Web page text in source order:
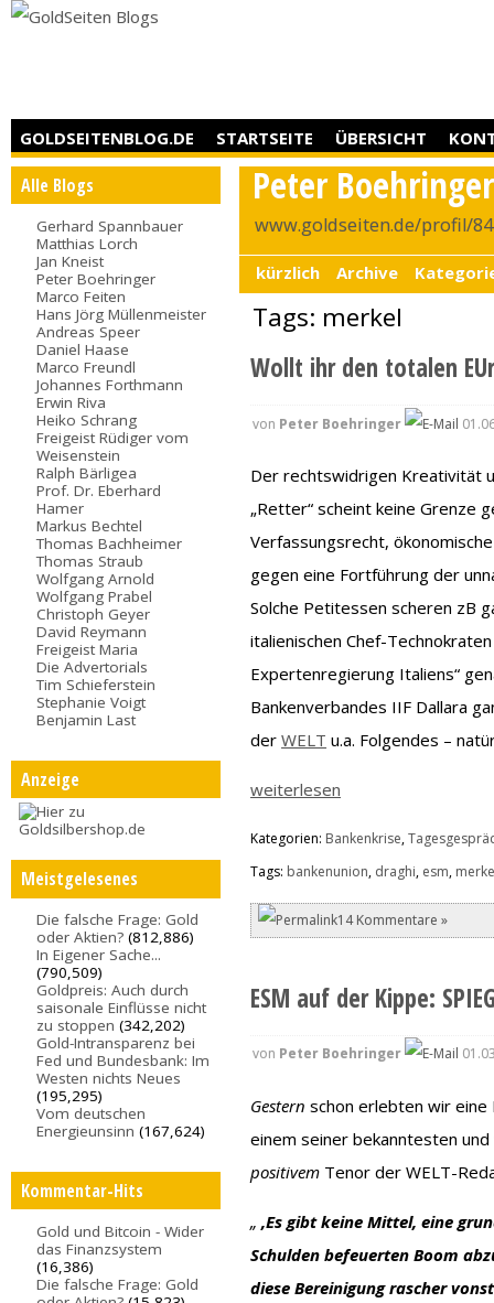
GOLDSEITENBLOG.DE STARTSEITE ÜBERSICHT
Alle Blogs
Gerhard Spannbauer
Matthias Lorch
Jan Kneist
Peter Boehringer
Marco Feiten
Hans Jörg Müllenmeister
Andreas Speer
Daniel Haase
Marco Freundl
Johannes Forthmann
Erwin Riva
Heiko Schrang
Freigeist Rüdiger vom
Weisenstein
Ralph Bärligea
Prof. Dr. Eberhard
Hamer
Markus Bechtel
Thomas Bachheimer
Thomas Straub
Wolfgang Arnold
Wolfgang Prabel
Christoph Geyer
David Reymann
Freigeist Maria
Die Advertorials
Tim Schieferstein
Stephanie Voigt
Benjamin Last
Anzeige
Meistgelesenes
Die falsche Frage: Gold
oder Aktien? (812,886)
In Eigener Sache...
(790,509)
Goldpreis: Auch durch
saisonale Einflüsse nicht
zu stoppen (342,202)
Gold-Intransparenz bei
Fed und Bundesbank: Im
Westen nichts Neues
(195,295)
Vom deutschen
Energieunsinn (167,624)
Kommentar-Hits
Gold und Bitcoin - Wider
das Finanzsystem
(16,386)
Die falsche Frage: Gold
Peter Boehringer
www.goldseiten.de/profil/
kürzlich Archive
Tags: merkel
Wollt ihr den totalen
von Peter Boehringer
Der rechtswidrigen Kreativität
„Retter“ scheint keine Grenze
Verfassungsrecht,
gegen eine Fortführung der
Solche Petitessen scheren zB
italienischen Chef-
Expertenregierung Italiens“
Bankenverbandes IIF Dallara
derWELT u.a. Folgendes –
weiterlesen
Kategorien: Bankenkrise,
Tags: bankenunion, draghi, esm,
14 Kommentare »
ESM auf der Kippe:
von Peter Boehringer
Gesternschon erlebten wir
einem seiner bekanntesten
positivem Tenor der WELT-
„‚Es gibt keine Mittel, eine
Schulden befeuerten Boom
diese Bereinigung rascher